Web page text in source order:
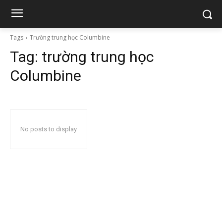
Tags Trường trung học Columbine
Tag: trường trung học
Columbine
No posts to display